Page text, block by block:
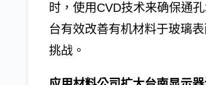
时，使用CVD技术来确保通
台有效改善有机材料于玻璃
挑战。